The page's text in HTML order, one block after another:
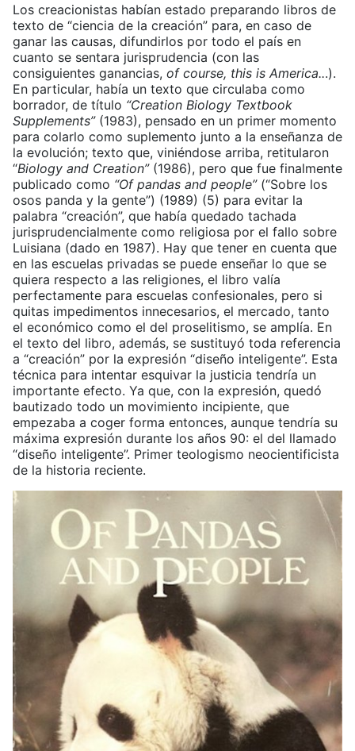
Los creacionistas habían estado preparando libros de
texto de “ciencia de la creación” para, en caso de
ganar las causas, difundirlos por todo el país en
cuanto se sentara jurisprudencia (con las
consiguientes ganancias, of course, this is America...).
En particular, había un texto que circulaba como
borrador, de título “Creation Biology Textbook
Supplements” (1983), pensado en un primer momento
para colarlo como suplemento junto a la enseñanza de
la evolución; texto que, viniéndose arriba, retitularon
“Biology and Creation”(1986), pero que fue finalmente
publicado como “Of pandas and people” (“Sobre los
osos panda y la gente”) (1989) (5) para evitar la
palabra “creación”, que había quedado tachada
jurisprudencialmente como religiosa por el fallo sobre
Luisiana (dado en 1987). Hay que tener en cuenta que
en las escuelas privadas se puede enseñar lo que se
quiera respecto a las religiones, el libro valía
perfectamente para escuelas confesionales, pero si
quitas impedimentos innecesarios, el mercado, tanto
el económico como el del proselitismo, se amplía. En
el texto del libro, además, se sustituyó toda referencia
a “creación” por la expresión “diseño inteligente”. Esta
técnica para intentar esquivar la justicia tendría un
importante efecto. Ya que, con la expresión, quedó
bautizado todo un movimiento incipiente, que
empezaba a coger forma entonces, aunque tendría su
máxima expresión durante los años 90: el del llamado
“diseño inteligente”. Primer teologismo neocientificista
de la historia reciente.